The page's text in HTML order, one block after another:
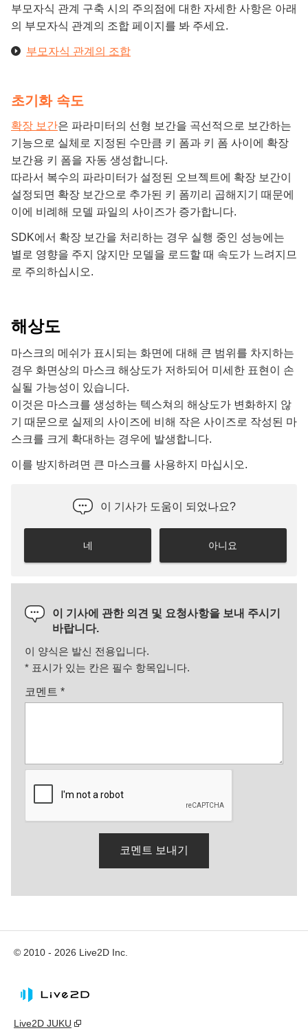
부모자식 관계 구축 시의 주의점에 대한 자세한 사항은 아래
의 부모자식 관계의 조합 페이지를 봐 주세요.
부모자식 관계의 조합
초기화 속도
확장 보간은 파라미터의 선형 보간을 곡선적으로 보간하는
기능으로 실체로 지정된 수만큼 키 폼과 키 폼 사이에 확장
보간용 키 폼을 자동 생성합니다.
따라서 복수의 파라미터가 설정된 오브젝트에 확장 보간이
설정되면 확장 보간으로 추가된 키 폼끼리 곱해지기 때문에
이에 비례해 모델 파일의 사이즈가 증가합니다.
SDK에서 확장 보간을 처리하는 경우 실행 중인 성능에는
별로 영향을 주지 않지만 모델을 로드할 때 속도가 느려지므
로 주의하십시오.
해상도
마스크의 메쉬가 표시되는 화면에 대해 큰 범위를 차지하는
경우 화면상의 마스크 해상도가 저하되어 미세한 표현이 손
실될 가능성이 있습니다.
이것은 마스크를 생성하는 텍스쳐의 해상도가 변화하지 않
기 때문으로 실제의 사이즈에 비해 작은 사이즈로 작성된 마
스크를 크게 확대하는 경우에 발생합니다.
이를 방지하려면 큰 마스크를 사용하지 마십시오.
이 기사가 도움이 되었나요?
네 아니요
이 기사에 관한 의견 및 요청사항을 보내 주시기
바랍니다.
이 양식은 발신 전용입니다.
* 표시가 있는 칸은 필수 항목입니다.
코멘트 *
© 2010 - 2026 Live2D Inc.
Live2D JUKU